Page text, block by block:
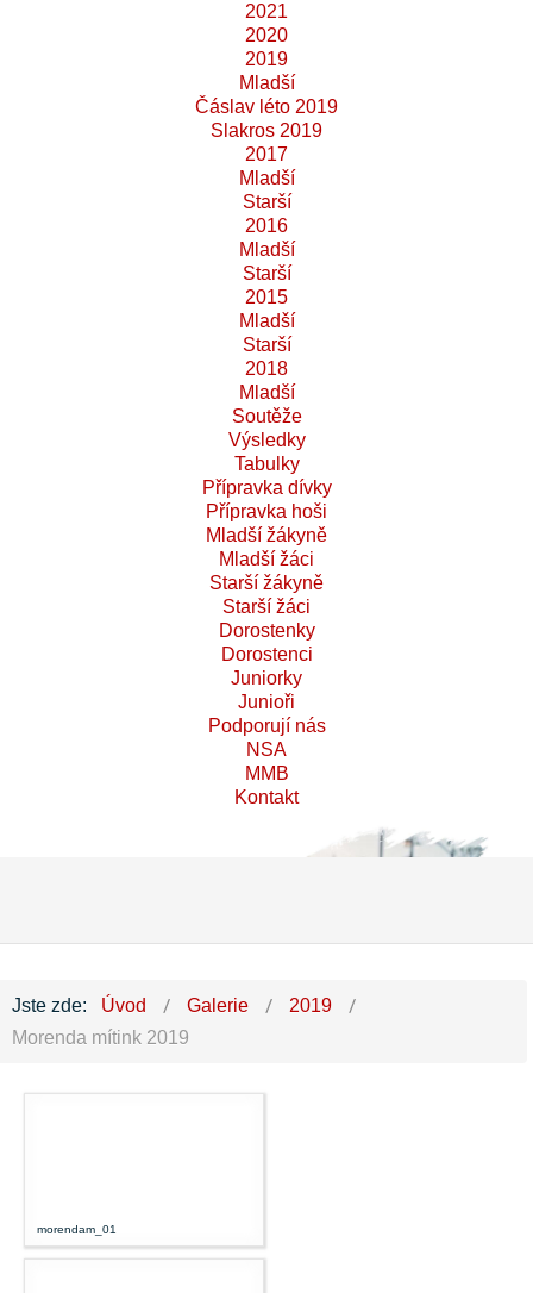
2021
2020
2019
Mladší
Čáslav léto 2019
Slakros 2019
2017
Mladší
Starší
2016
Mladší
Starší
2015
Mladší
Starší
2018
Mladší
Soutěže
Výsledky
Tabulky
Přípravka dívky
Přípravka hoši
Mladší žákyně
Mladší žáci
Starší žákyně
Starší žáci
Dorostenky
Dorostenci
Juniorky
Junioři
Podporují nás
NSA
MMB
Kontakt
Jste zde: Úvod Galerie
2019
Morenda mítink 2019
morendam_01